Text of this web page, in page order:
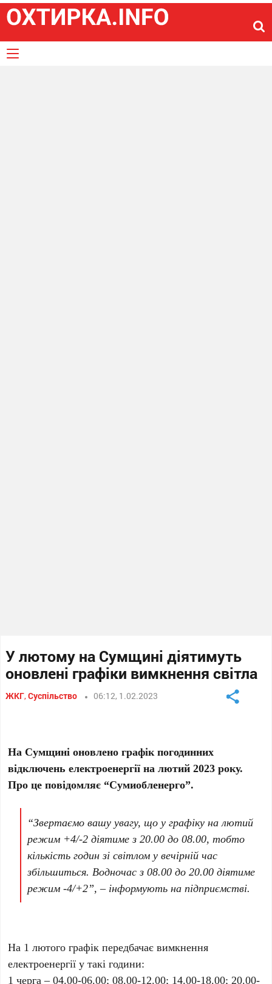
У лютому на Сумщині діятимуть
оновлені графіки вимкнення світла
ЖКГ,Суспільство 06:12, 1.02.2023
На Сумщині оновлено графік погодинних
відключень електроенергії на лютий 2023 року.
Про це повідомляє “Сумиобленерго”.
“Звертаємо вашу увагу, що у графіку на лютий
режим +4/-2 діятиме з 20.00 до 08.00, тобто
кількість годин зі світлом у вечірній час
збільшиться. Водночас з 08.00 до 20.00 діятиме
режим -4/+2”, – інформують на підприємстві.
На 1 лютого графік передбачає вимкнення
електроенергії у такі години:
1 черга – 04.00-06.00; 08.00-12.00; 14.00-18.00; 20.00-